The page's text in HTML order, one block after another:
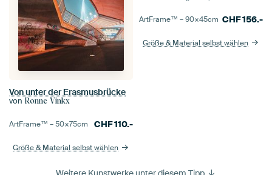
Von unter der Erasmusbrücke
von Ronne Vinkx
ArtFrame™ –50×75cm CHF110.-
Größe & Material selbst wählen
ArtFrame™ –90×45cm CHF156.-
Größe & Material selbst wählen